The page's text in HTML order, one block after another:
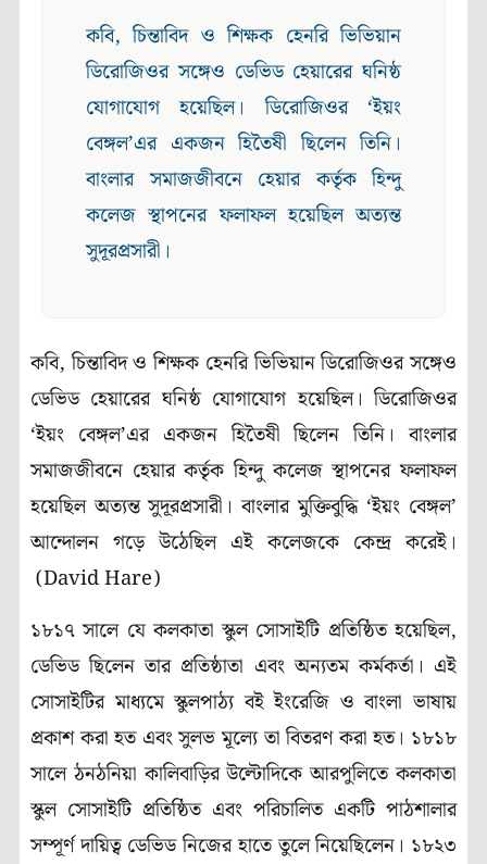
কবি, চিন্তাবিদ ও শিক্ষক হেনরি ভিভিয়ান
ডিরোজিওর সঙ্গেও ডেভিড হেয়ারের ঘনিষ্ঠ
যোগাযোগ হয়েছিল। ডিরোজিওর ‘ইয়ং
বেঙ্গল’এর একজন হিতৈষী ছিলেন তিনি।
বাংলার সমাজজীবনে হেয়ার কর্তৃক হিন্দু
কলেজ স্থাপনের ফলাফল হয়েছিল অত্যন্ত
সুদূরপ্রসারী।
কবি, চিন্তাবিদ ও শিক্ষক হেনরি ভিভিয়ান ডিরোজিওর সঙ্গেও
ডেভিড হেয়ারের ঘনিষ্ঠ যোগাযোগ হয়েছিল। ডিরোজিওর
‘ইয়ং বেঙ্গল’এর একজন হিতৈষী ছিলেন তিনি। বাংলার
সমাজজীবনে হেয়ার কর্তৃক হিন্দু কলেজ স্থাপনের ফলাফল
হয়েছিল অত্যন্ত সুদূরপ্রসারী। বাংলার মুক্তিবুদ্ধি ‘ইয়ং বেঙ্গল’
আন্দোলন গড়ে উঠেছিল এই কলেজকে কেন্দ্র করেই।
(David Hare)
১৮১৭ সালে যে কলকাতা স্কুল সোসাইটি প্রতিষ্ঠিত হয়েছিল,
ডেভিড ছিলেন তার প্রতিষ্ঠাতা এবং অন্যতম কর্মকর্তা। এই
সোসাইটির মাধ্যমে স্কুলপাঠ্য বই ইংরেজি ও বাংলা ভাষায়
প্রকাশ করা হত এবং সুলভ মূল্যে তা বিতরণ করা হত। ১৮১৮
সালে ঠনঠনিয়া কালিবাড়ির উল্টোদিকে আরপুলিতে কলকাতা
স্কুল সোসাইটি প্রতিষ্ঠিত এবং পরিচালিত একটি পাঠশালার
সম্পূর্ণ দায়িত্ব ডেভিড নিজের হাতে তুলে নিয়েছিলেন। ১৮২৩